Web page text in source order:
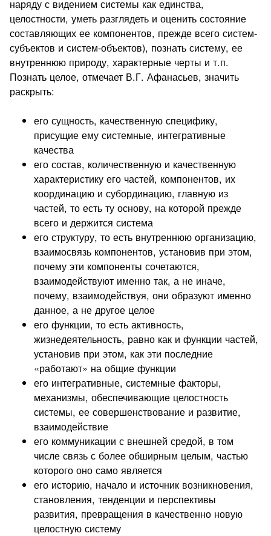
наряду с видением системы как единства,
целостности, уметь разглядеть и оценить состояние
составляющих ее компонентов, прежде всего систем-
субъектов и систем-объектов), познать систему, ее
внутреннюю природу, характерные черты и т.п.
Познать целое, отмечает В.Г. Афанасьев, значить
раскрыть:
его сущность, качественную специфику,
присущие ему системные, интегративные
качества
его состав, количественную и качественную
характеристику его частей, компонентов, их
координацию и субординацию, главную из
частей, то есть ту основу, на которой прежде
всего и держится система
его структуру, то есть внутреннюю организацию,
взаимосвязь компонентов, установив при этом,
почему эти компоненты сочетаются,
взаимодействуют именно так, а не иначе,
почему, взаимодействуя, они образуют именно
данное, а не другое целое
его функции, то есть активность,
жизнедеятельность, равно как и функции частей,
установив при этом, как эти последние
«работают» на общие функции
его интегративные, системные факторы,
механизмы, обеспечивающие целостность
системы, ее совершенствование и развитие,
взаимодействие
его коммуникации с внешней средой, в том
числе связь с более обширным целым, частью
которого оно само является
его историю, начало и источник возникновения,
становления, тенденции и перспективы
развития, превращения в качественно новую
целостную систему